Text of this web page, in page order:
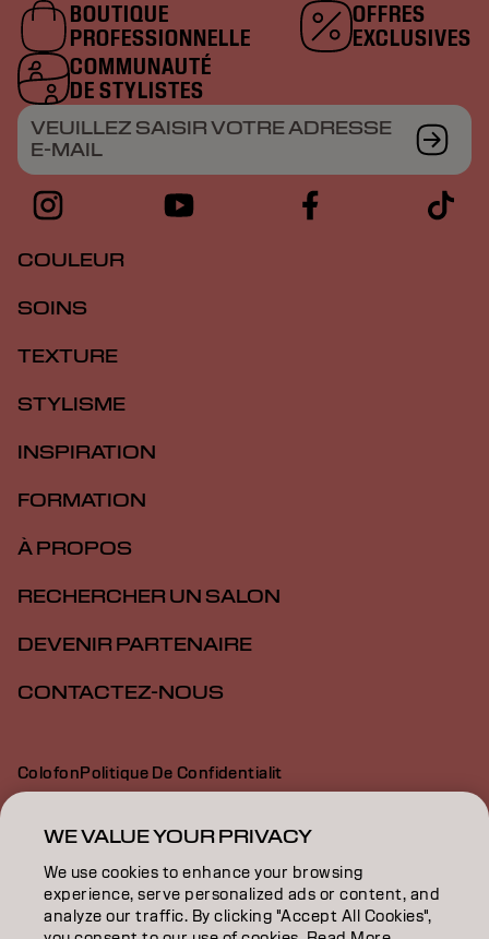
BOUTIQUE
PROFESSIONNELLE
OFFRES
EXCLUSIVES
COMMUNAUTÉ
DE STYLISTES
VEUILLEZ SAISIR VOTRE ADRESSE
E-MAIL
COULEUR
SOINS
TEXTURE
STYLISME
INSPIRATION
FORMATION
À PROPOS
RECHERCHER UN SALON
DEVENIR PARTENAIRE
CONTACTEZ-NOUS
ColofonPolitique De Confidentialit
Politique En Mati Re De Cookies
Déclaration d’accessibilité
CH | French
WE VALUE YOUR PRIVACY
We use cookies to enhance your browsing
experience, serve personalized ads or content, and
analyze our traffic. By clicking "Accept All Cookies",